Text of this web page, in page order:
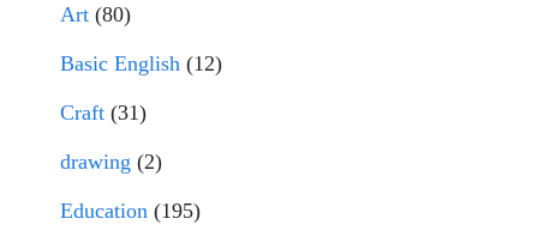
Art (80)
Basic English (12)
Craft (31)
drawing (2)
Education (195)